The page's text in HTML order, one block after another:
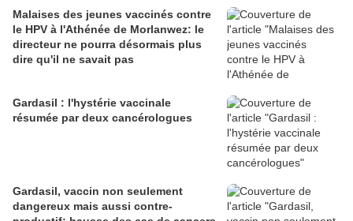
Malaises des jeunes vaccinés contre
le HPV à l'Athénée de Morlanwez: le
directeur ne pourra désormais plus
dire qu'il ne savait pas
Gardasil : l'hystérie vaccinale
résumée par deux cancérologues
Gardasil, vaccin non seulement
dangereux mais aussi contre-